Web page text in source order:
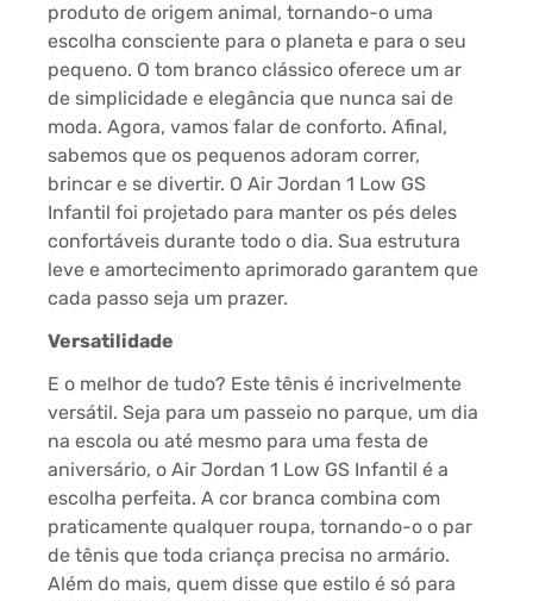
produto de origem animal, tornando-o uma
escolha consciente para o planeta e para o seu
pequeno. O tom branco clássico oferece um ar
de simplicidade e elegância que nunca sai de
moda. Agora, vamos falar de conforto. Afinal,
sabemos que os pequenos adoram correr,
brincar e se divertir. O Air Jordan 1 Low GS
Infantil foi projetado para manter os pés deles
confortáveis durante todo o dia. Sua estrutura
leve e amortecimento aprimorado garantem que
cada passo seja um prazer.
Versatilidade
E o melhor de tudo? Este tênis é incrivelmente
versátil. Seja para um passeio no parque, um dia
na escola ou até mesmo para uma festa de
aniversário, o Air Jordan 1 Low GS Infantil é a
escolha perfeita. A cor branca combina com
praticamente qualquer roupa, tornando-o o par
de tênis que toda criança precisa no armário.
Além do mais, quem disse que estilo é só para